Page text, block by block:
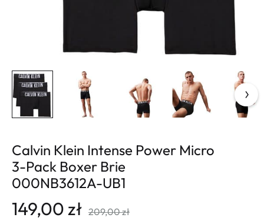
Calvin Klein Intense Power Micro
3-Pack Boxer Brie
000NB3612A-UB1
149,00zł 209,00zł